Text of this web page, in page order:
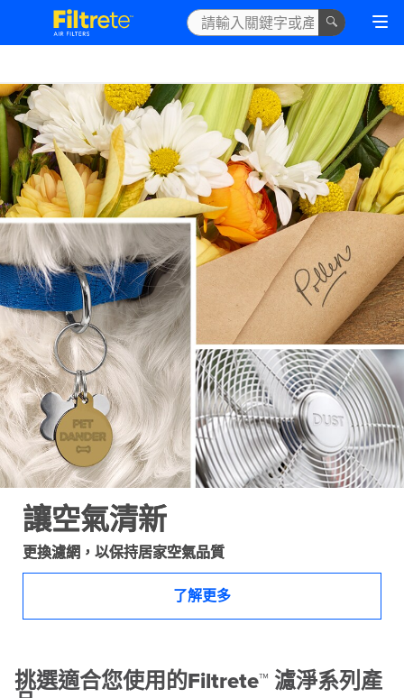
讓空氣清新
更換濾網，以保持居家空氣品質
了解更多
挑選適合您使用的Filtrete™ 濾淨系列產